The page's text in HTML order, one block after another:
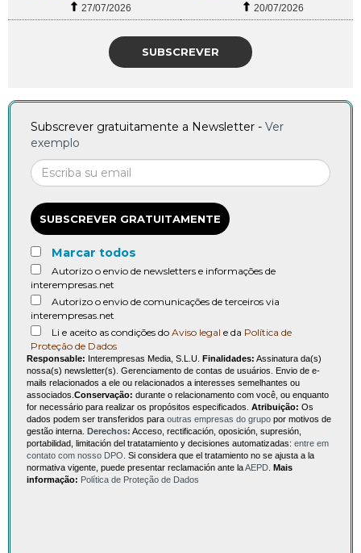
27/07/2026 20/07/2026
SUBSCREVER
Subscrever gratuitamente a Newsletter - Ver
exemplo
SUBSCREVER GRATUITAMENTE
Marcar todos
Autorizo o envio de newsletters e informações de
interempresas.net
Autorizo o envio de comunicações de terceiros via
interempresas.net
Li e aceito as condições do Aviso legal e da Política de
Proteção de Dados
Responsable: Interempresas Media, S.L.U. Finalidades: Assinatura da(s)
nossa(s) newsletter(s). Gerenciamento de contas de usuários. Envio de e-
mails relacionados a ele ou relacionados a interesses semelhantes ou
associados. Conservação: durante o relacionamento com você, ou enquanto
for necessário para realizar os propósitos especificados. Atribuição: Os
dados podem ser transferidos para outras empresas do grupo por motivos de
gestão interna.
Derechos: Acceso, rectificación, oposición, supresión,
portabilidad, limitación del tratatamiento y decisiones automatizadas: entre em
contato com nosso DPO . Si considera que el tratamiento no se ajusta a la
normativa vigente, puede presentar reclamación ante laAEPD
Mais
informação: Política de Proteção de Dados